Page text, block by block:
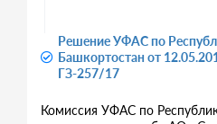
Решение УФАС по
Башкортостан от
ГЗ-257/17
Комиссия УФАС по